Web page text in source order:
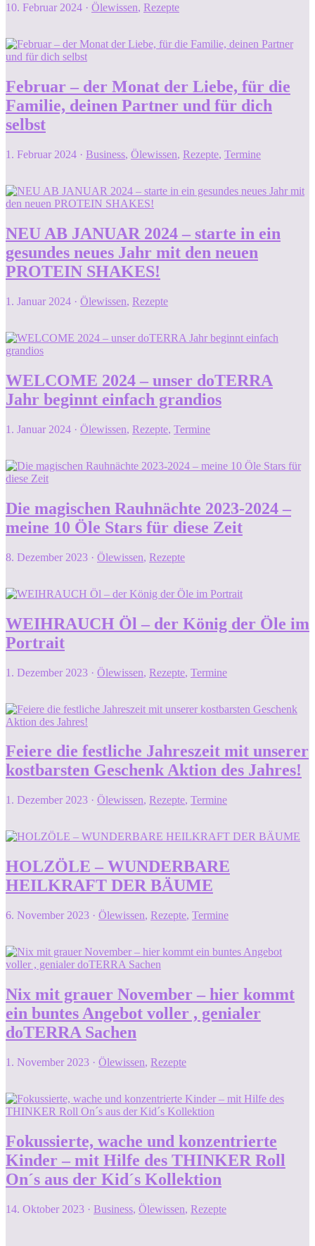
10. Februar 2024 · Ölewissen, Rezepte
Februar – der Monat der Liebe, für die
Familie, deinen Partner und für dich
selbst
1. Februar 2024 · Business, Ölewissen, Rezepte, Termine
NEU AB JANUAR 2024 – starte in ein
gesundes neues Jahr mit den neuen
PROTEIN SHAKES!
1. Januar 2024 · Ölewissen, Rezepte
WELCOME 2024 – unser doTERRA
Jahr beginnt einfach grandios
1. Januar 2024 · Ölewissen, Rezepte, Termine
Die magischen Rauhnächte 2023-2024 –
meine 10 Öle Stars für diese Zeit
8. Dezember 2023 · Ölewissen, Rezepte
WEIHRAUCH Öl – der König der Öle im
Portrait
1. Dezember 2023 · Ölewissen, Rezepte, Termine
Feiere die festliche Jahreszeit mit unserer
kostbarsten Geschenk Aktion des Jahres!
1. Dezember 2023 · Ölewissen, Rezepte, Termine
HOLZÖLE – WUNDERBARE
HEILKRAFT DER BÄUME
6. November 2023 · Ölewissen, Rezepte, Termine
Nix mit grauer November – hier kommt
ein buntes Angebot voller , genialer
doTERRA Sachen
1. November 2023 · Ölewissen, Rezepte
Fokussierte, wache und konzentrierte
Kinder – mit Hilfe des THINKER Roll
On´s aus der Kid´s Kollektion
14. Oktober 2023 · Business, Ölewissen, Rezepte